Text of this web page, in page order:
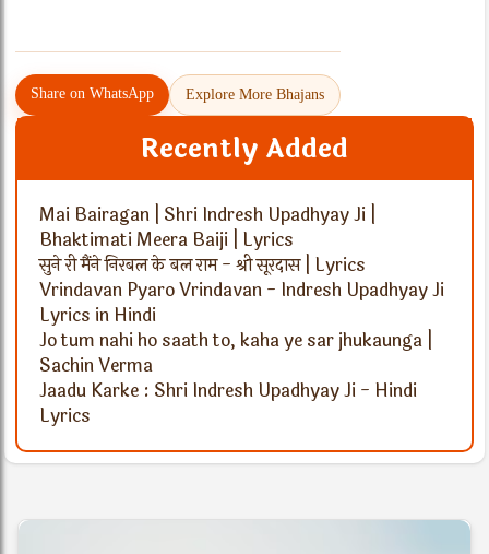
Share on WhatsApp Explore More Bhajans
Recently Added
Mai Bairagan | Shri Indresh Upadhyay Ji |
Bhaktimati Meera Baiji | Lyrics
सुने री मैंने निरबल के बल राम - श्री सूरदास | Lyrics
Vrindavan Pyaro Vrindavan - Indresh Upadhyay Ji
Lyrics in Hindi
Jo tum nahi ho saath to, kaha ye sar jhukaunga |
Sachin Verma
Jaadu Karke : Shri Indresh Upadhyay Ji - Hindi
Lyrics